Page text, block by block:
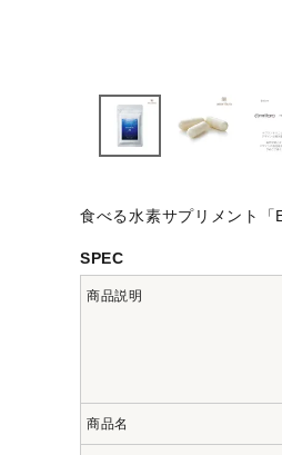
ナチュラムーン
ナチュラプラス
アルモニベルツ
食べる水素サプリメント「
SPEC
商品説明
商品名